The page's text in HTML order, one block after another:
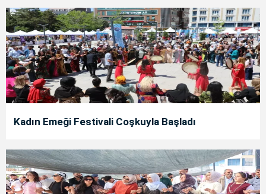
Kadın Emeği Festivali Coşkuyla Başladı